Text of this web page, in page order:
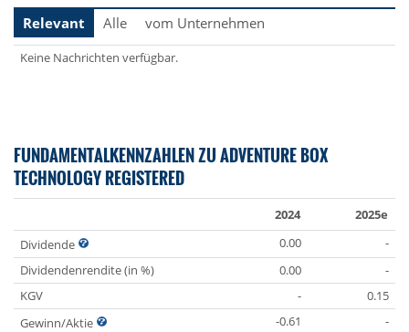
Relevant
Alle vom Unternehmen
Keine Nachrichten verfügbar.
FUNDAMENTALKENNZAHLEN ZU ADVENTURE BOX
TECHNOLOGY REGISTERED
2024
2025e
Dividende
0.00
-
Dividendenrendite (in %)
0.00
-
KGV
-
0.15
Gewinn/Aktie
-0.61 -